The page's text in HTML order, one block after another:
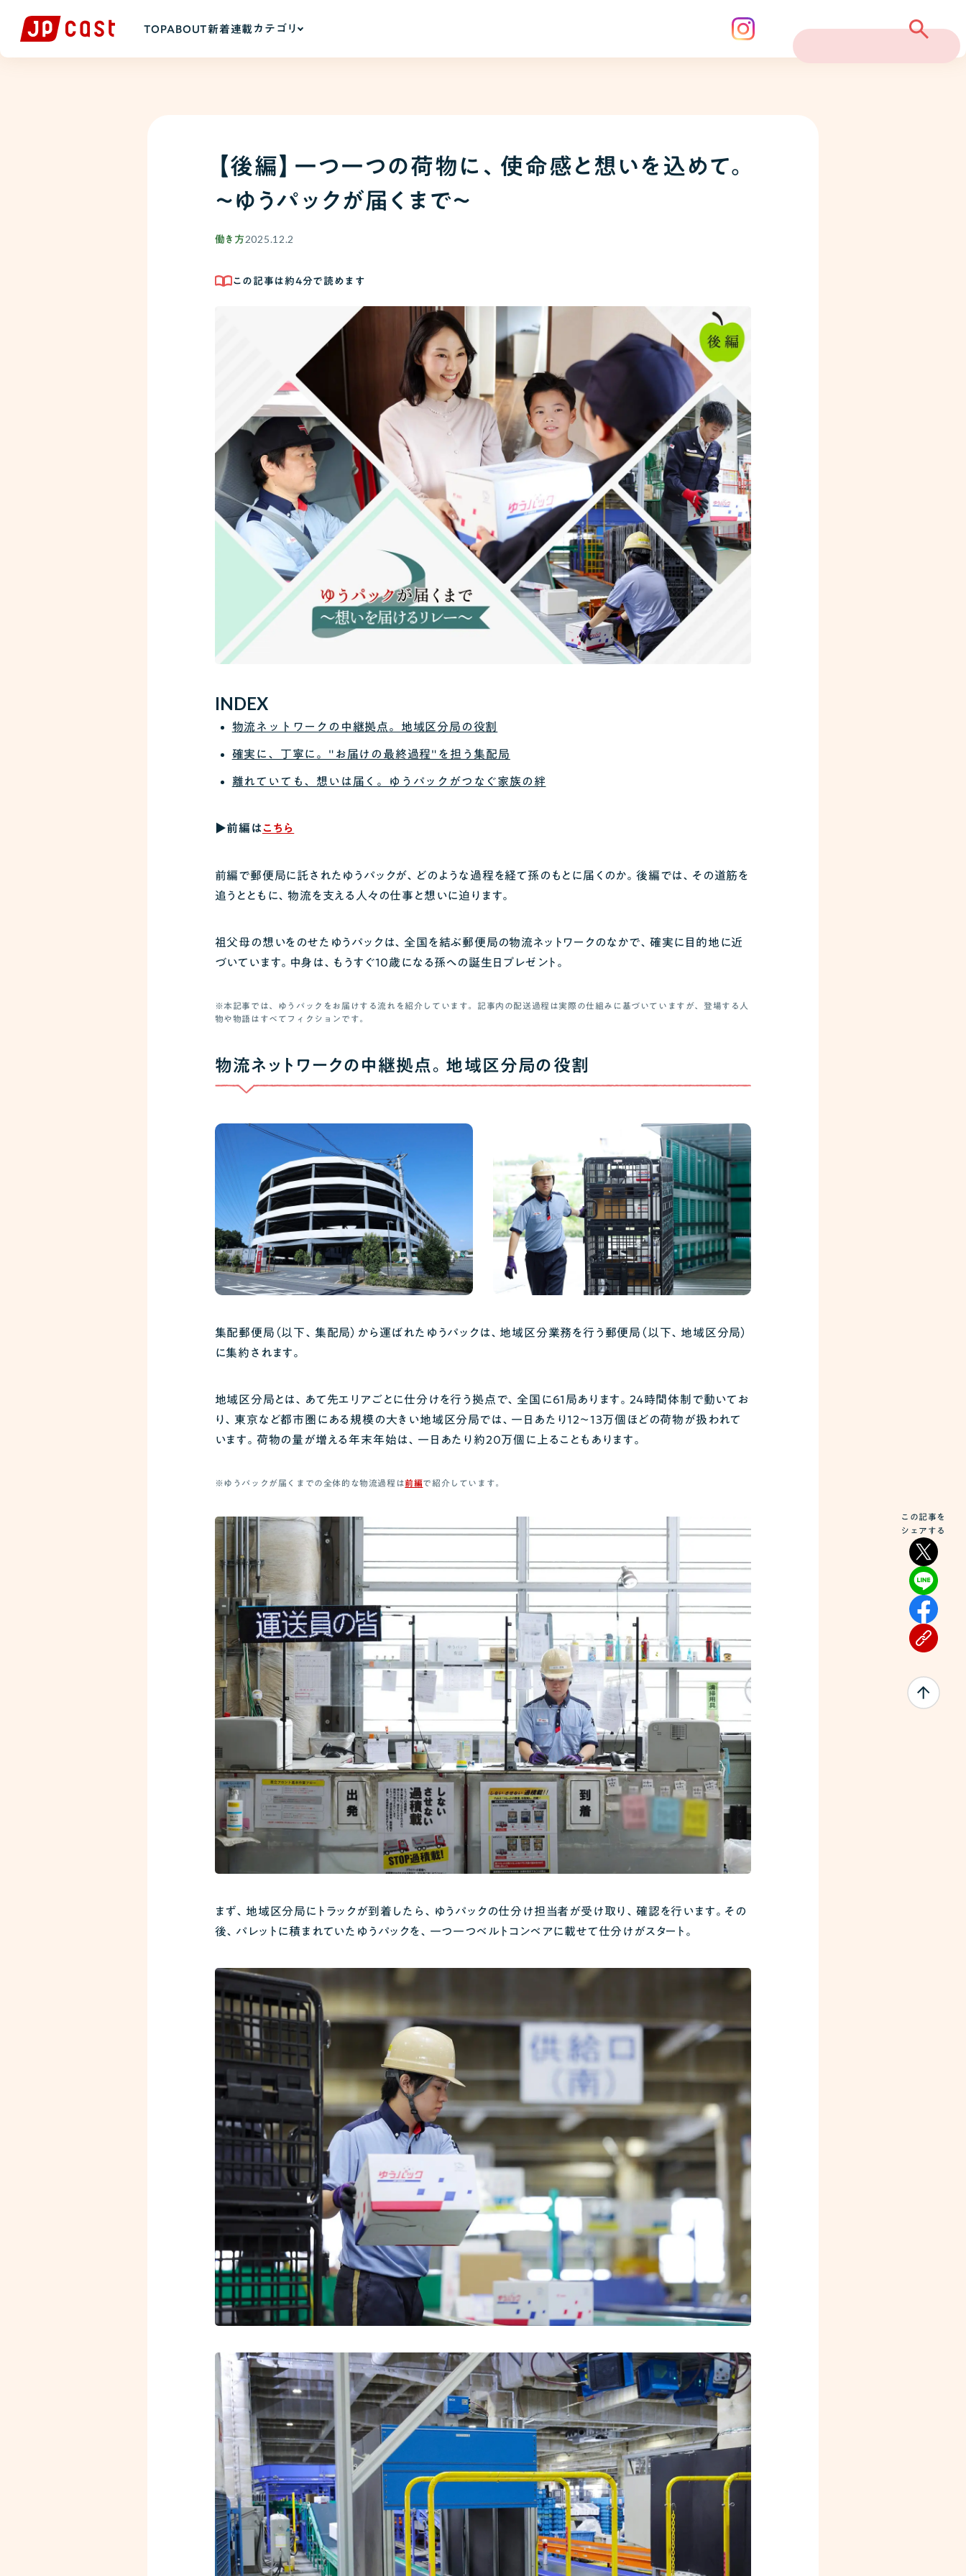
TOPABOUT新着 連載 カテゴリ
【後編】一つ一つの荷物に、使命感と想いを込めて。
〜ゆうパックが届くまで〜
働き方 2025.12.2
この記事は約4分で読めます
INDEX
物流ネットワークの中継拠点。地域区分局の役割
確実に、丁寧に。"お届けの最終過程"を担う集配局
離れていても、想いは届く。ゆうパックがつなぐ家族の絆
▶前編はこちら
前編で郵便局に託されたゆうパックが、どのような過程を経て孫のもとに届くのか。後編では、その道筋を
追うとともに、物流を支える人々の仕事と想いに迫ります。
祖父母の想いをのせたゆうパックは、全国を結ぶ郵便局の物流ネットワークのなかで、確実に目的地に近
づいています。中身は、もうすぐ10歳になる孫への誕生日プレゼント。
※本記事では、ゆうパックをお届けする流れを紹介しています。記事内の配送過程は実際の仕組みに基づいていますが、登場する人
物や物語はすべてフィクションです。
物流ネットワークの中継拠点。地域区分局の役割
集配郵便局（以下、集配局）から運ばれたゆうパックは、地域区分業務を行う郵便局（以下、地域区分局）
に集約されます。
地域区分局とは、あて先エリアごとに仕分けを行う拠点で、全国に61局あります。24時間体制で動いてお
り、東京など都市圏にある規模の大きい地域区分局では、一日あたり12〜13万個ほどの荷物が扱われて
います。荷物の量が増える年末年始は、一日あたり約20万個に上ることもあります。
※ゆうパックが届くまでの全体的な物流過程は前編で紹介しています。
まず、地域区分局にトラックが到着したら、ゆうパックの仕分け担当者が受け取り、確認を行います。その
後、パレットに積まれていたゆうパックを、一つ一つベルトコンベアに載せて仕分けがスタート。
この記事を
シェアする